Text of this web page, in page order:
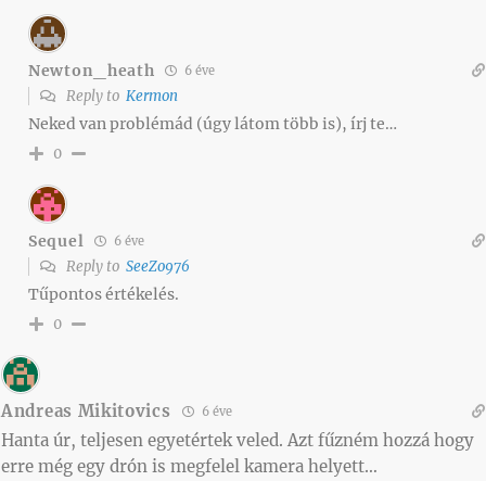
Newton_heath 6 éve
Reply to Kermon
Neked van problémád (úgy látom több is), írj te…
0
Sequel 6 éve
Reply to SeeZo976
Tűpontos értékelés.
0
Andreas Mikitovics 6 éve
Hanta úr, teljesen egyetértek veled. Azt fűzném hozzá hogy
erre még egy drón is megfelel kamera helyett…